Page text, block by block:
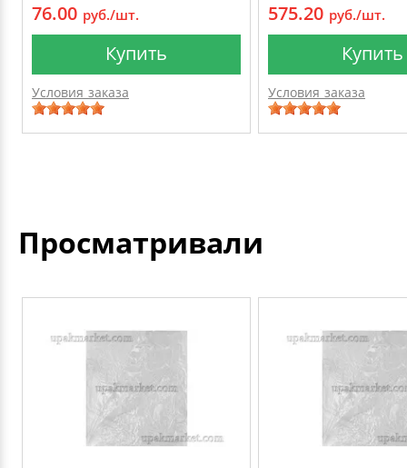
76.00 руб./шт.
Купить
Условия заказа
575.20 руб./шт.
Купить
Условия заказа
Просматривали